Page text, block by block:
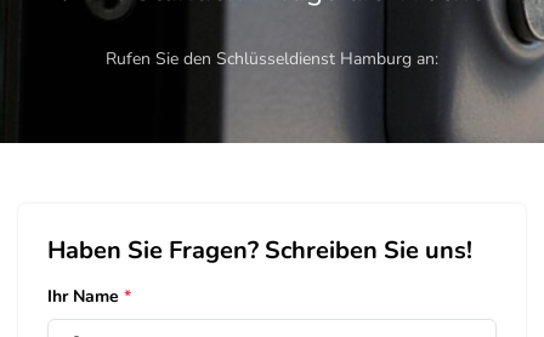
Rufen Sie den Schlüsseldienst Hamburg an:
Haben Sie Fragen? Schreiben Sie uns!
Ihr Name